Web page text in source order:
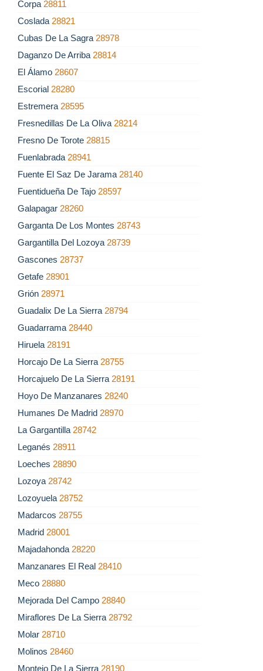
Corpa 28811
Coslada 28821
Cubas De La Sagra 28978
Daganzo De Arriba 28814
El Álamo 28607
Escorial 28280
Estremera 28595
Fresnedillas De La Oliva 28214
Fresno De Torote 28815
Fuenlabrada 28941
Fuente El Saz De Jarama 28140
Fuentidueña De Tajo 28597
Galapagar 28260
Garganta De Los Montes 28743
Gargantilla Del Lozoya 28739
Gascones 28737
Getafe 28901
Grión 28971
Guadalix De La Sierra 28794
Guadarrama 28440
Hiruela 28191
Horcajo De La Sierra 28755
Horcajuelo De La Sierra 28191
Hoyo De Manzanares 28240
Humanes De Madrid 28970
La Gargantilla 28742
Leganés 28911
Loeches 28890
Lozoya 28742
Lozoyuela 28752
Madarcos 28755
Madrid 28001
Majadahonda 28220
Manzanares El Real 28410
Meco 28880
Mejorada Del Campo 28840
Miraflores De La Sierra 28792
Molar 28710
Molinos 28460
Montejo De La Sierra 28190